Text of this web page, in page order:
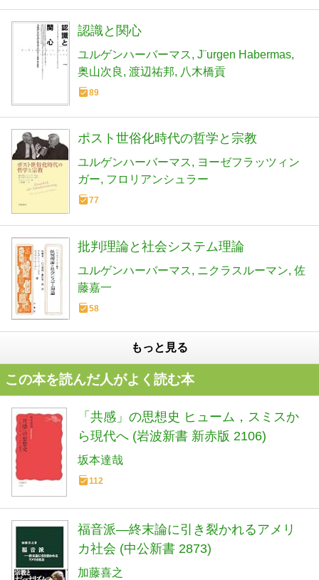
認識と関心
ユルゲンハーバーマス J¨urgen Habermas
奥山次良
渡辺祐邦 八木橋貢
89
ポスト世俗化時代の哲学と宗教
ユルゲンハーバーマス
ヨーゼフラッツィン
ガー フロリアンシュラー
77
批判理論と社会システム理論
ユルゲンハーバーマス ニクラスルーマン 佐
藤嘉一
58
もっと見る
この本を読んだ人がよく読む本
「共感」の思想史 ヒューム，スミスか
ら現代へ (岩波新書 新赤版 2106)
坂本達哉
112
福音派―終末論に引き裂かれるアメリ
カ社会 (中公新書 2873)
加藤喜之